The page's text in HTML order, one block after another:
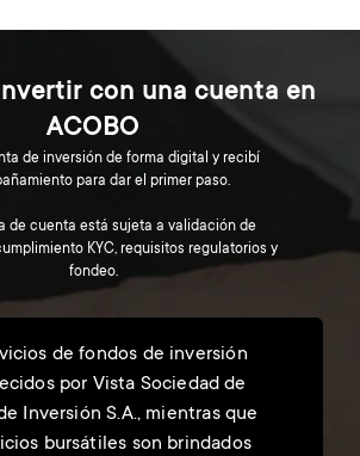
con una cuenta en
ACOBO
de inversión de forma digital y recibí
para dar el primer paso.
de cuenta está sujeta a validación de
KYC, requisitos regulatorios y
fondeo.
de fondos de inversión
por Vista Sociedad de
Inversión S.A., mientras que
bursátiles son brindados